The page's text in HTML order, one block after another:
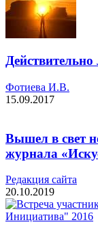
Фотиева И.В.
15.09.2017
Вышел в свет
журнала
Редакция cайта
20.10.2019